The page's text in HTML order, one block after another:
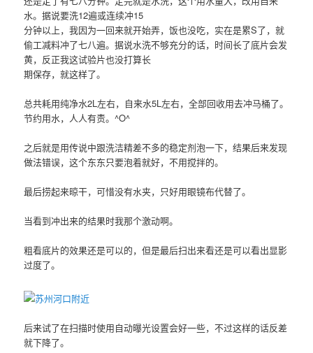
水。据说要洗12遍或连续冲15
分钟以上，我因为一回来就开始弄，饭也没吃，实在是累S了，就
偷工减料冲了七八遍。据说水洗不够充分的话，时间长了底片会发
黄，反正我这试验片也没打算长
期保存，就这样了。
总共耗用纯净水2L左右，自来水5L左右，全部回收用去冲马桶了。
节约用水，人人有责。^O^
之后就是用传说中跟洗洁精差不多的稳定剂泡一下，结果后来发现
做法错误，这个东东只要泡着就好，不用搅拌的。
最后捞起来晾干，可惜没有水夹，只好用眼镜布代替了。
当看到冲出来的结果时我那个激动啊。
粗看底片的效果还是可以的，但是最后扫出来看还是可以看出显影
过度了。
后来试了在扫描时使用自动曝光设置会好一些，不过这样的话反差
就下降了。